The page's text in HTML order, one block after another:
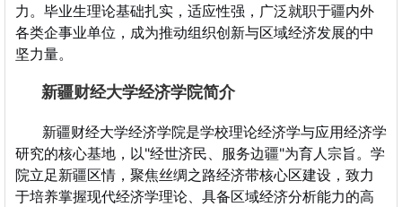
力。毕业生理论基础扎实，适应性强，广泛就职于疆内外
各类企事业单位，成为推动组织创新与区域经济发展的中
坚力量。
新疆财经大学经济学院简介
新疆财经大学经济学院是学校理论经济学与应⽤经济学
研究的核⼼基地，以"经世济民、服务边疆"为育人宗旨。学
院立足新疆区情，聚焦丝绸之路经济带核心区建设，致力
于培养掌握现代经济学理论、具备区域经济分析能力的高